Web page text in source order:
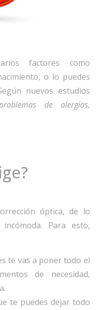
factores como
o lo puedes
nuevos estudios
de alergias,
óptica, de lo
Para esto,
te vas a poner todo el
de necesidad,
te puedes dejar todo